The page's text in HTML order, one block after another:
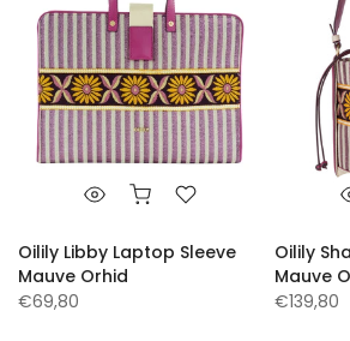
Oilily Libby Laptop Sleeve
Mauve Orhid
€69,80
Oilily
Mauve
€139,80